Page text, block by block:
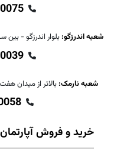
شعبه اندرزگو: بلوار اندرزگو - بین سلیمی
شعبه نارمک: بالاتر از میدان
خرید و فروش